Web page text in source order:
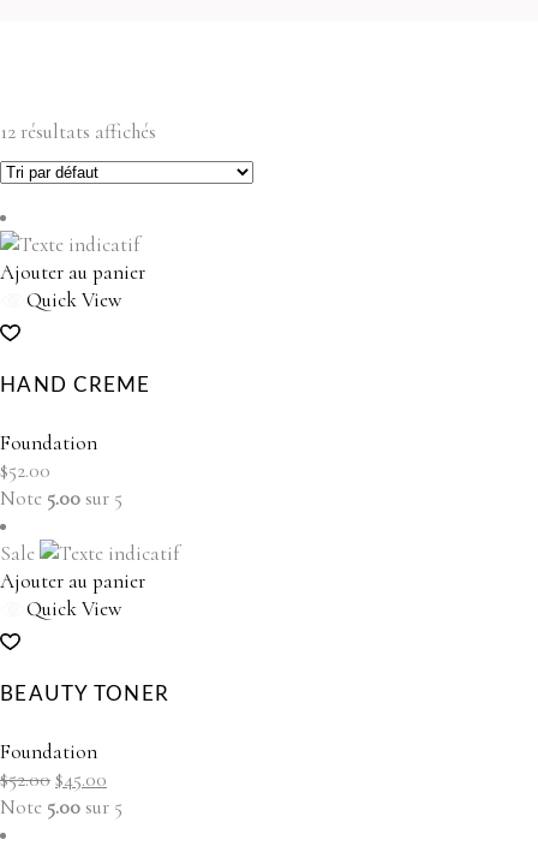
12 résultats affichés
Ajouter au panier
Quick View
HAND CREME
Foundation
$52.00
Note 5.00 sur 5
Sale
Ajouter au panier
Quick View
BEAUTY TONER
Foundation
$52.00Le
prix
$45.00
prix
Note 5.00 sur 5